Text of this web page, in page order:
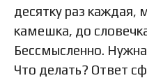
десятку раз каждая,
камешка, до
Бессмысленно.
Что делать? Ответ